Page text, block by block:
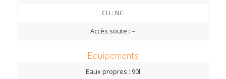
CU : NC
Accès soute : –
Equipements
Eaux propres : 90l